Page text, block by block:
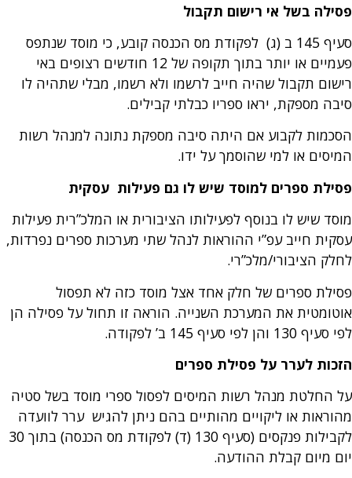
פסילה בשל אי רישום תקבול
סעיף 145 ב (ג) לפקודת מס הכנסה קובע, כי מוסד שנתפס
פעמיים או יותר בתוך תקופה של 12 חודשים רצופים באי
רישום תקבול שהיה חייב לרשמו ולא רשמו, מבלי שתהיה לו
סיבה מספקת, יראו ספריו כבלתי קבילים.
הסכמות לקבוע אם היתה סיבה מספקת נתונה למנהל רשות
המיסים או למי שהוסמך על ידו.
פסילת ספרים למוסד שיש לו גם פעילות עסקית
מוסד שיש לו בנוסף לפעילותו הציבורית או המלכ”רית פעילות
עסקית חייב עפ”י ההוראות לנהל שתי מערכות ספרים נפרדות,
לחלק הציבורי/מלכ”רי.
פסילת ספרים של חלק אחד אצל מוסד כזה לא תפסול
אוטומטית את המערכת השנייה. הוראה זו תחול על פסילה הן
לפי סעיף 130 והן לפי סעיף 145 ב’ לפקודה.
הזכות לערר על פסילת ספרים
על החלטת מנהל רשות המיסים לפסול ספרי מוסד בשל סטיה
מהוראות או ליקויים מהותיים בהם ניתן להגיש ערר לוועדה
לקבילות פנקסים (סעיף 130 (ד) לפקודת מס הכנסה) בתוך 30
יום מיום קבלת ההודעה.